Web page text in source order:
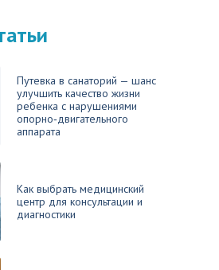
Путевка в санаторий — шанс
улучшить качество жизни
ребенка с нарушениями
опорно‑двигательного
аппарата
Как выбрать медицинский
центр для консультации и
диагностики